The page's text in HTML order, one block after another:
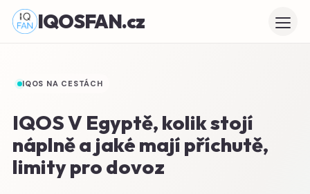
IQOSFAN.cz
IQOS NA CESTÁCH
IQOS V Egyptě, kolik stojí
náplně a jaké mají příchutě,
limity pro dovoz